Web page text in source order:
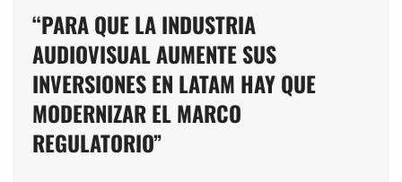
“PARA QUE LA INDUSTRIA
AUDIOVISUAL AUMENTE SUS
INVERSIONES EN LATAM HAY QUE
MODERNIZAR EL MARCO
REGULATORIO”